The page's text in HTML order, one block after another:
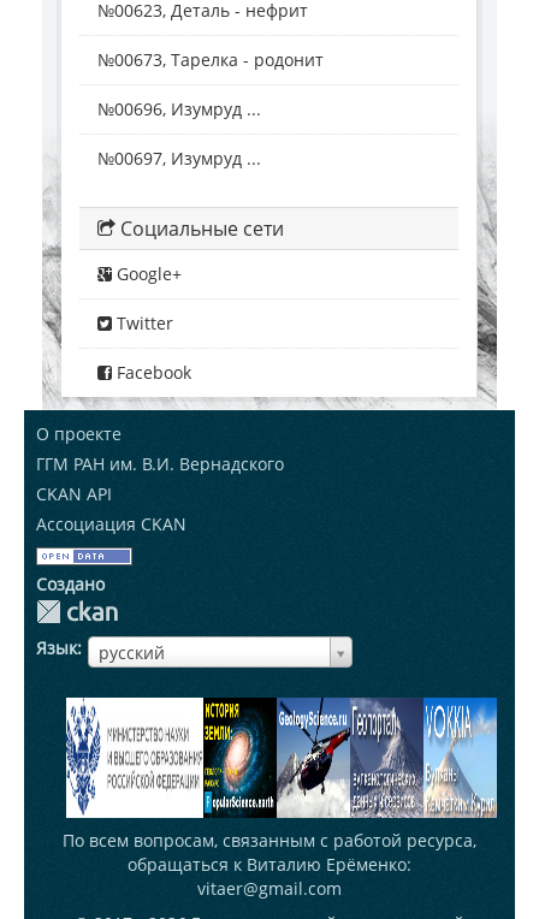
№00623, Деталь - нефрит
№00673, Тарелка - родонит
№00696, Изумруд ...
№00697, Изумруд ...
Социальные сети
Google+
Twitter
Facebook
О проекте
ГГМ РАН им. В.И. Вернадского
CKAN API
Ассоциация CKAN
Создано
Язык русский
ЯзыкЯзык
По всем вопросам, связанным с работой ресурса,
обращаться к Виталию Ерёменко:
vitaer@gmail.com